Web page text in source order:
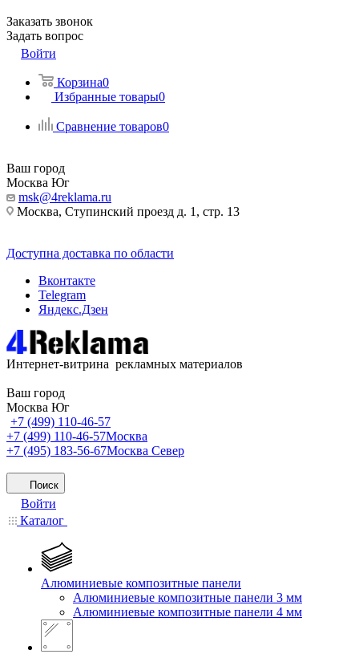
Заказать звонок
Задать вопрос
Войти
Корзина0
Избранные товары0
Сравнение товаров0
Ваш город
Москва Юг
msk@4reklama.ru
Москва, Ступинский проезд д. 1, стр. 13
Доступна доставка по области
Вконтакте
Telegram
Яндекс.Дзен
Интернет-витрина рекламных материалов
Ваш город
Москва Юг
+7 (499) 110-46-57
+7 (499) 110-46-57Москва
+7 (495) 183-56-67Москва Север
Поиск
Войти
Каталог
Алюминиевые композитные панели
Алюминиевые композитные панели 3 мм
Алюминиевые композитные панели 4 мм